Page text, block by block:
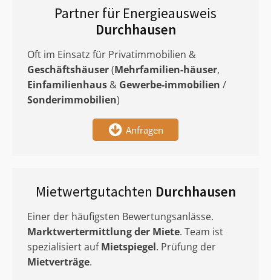
Partner für Energieausweis
Durchhausen
Oft im Einsatz für Privatimmobilien &
Geschäftshäuser(Mehrfamilien-häuser,
Einfamilienhaus & Gewerbe-immobilien /
Sonderimmobilien)
Anfragen
Mietwertgutachten Durchhausen
Einer der häufigsten Bewertungsanlässe.
Marktwertermittlungder Miete. Team ist
spezialisiert aufMietspiegel. Prüfung der
Mietverträge.